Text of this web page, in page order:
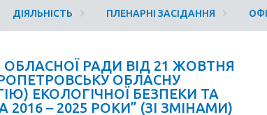
ДІЯЛЬНІСТЬ ПЛЕНАРНІ ЗАСІДАННЯ
РАДИ ВІД 21 ЖОВТНЯ
ОБЛАСНУ
ЕКОЛОГІЧНОЇ БЕЗПЕКИ ТА
– 2025 РОКИ” (ЗІ ЗМІНАМИ)